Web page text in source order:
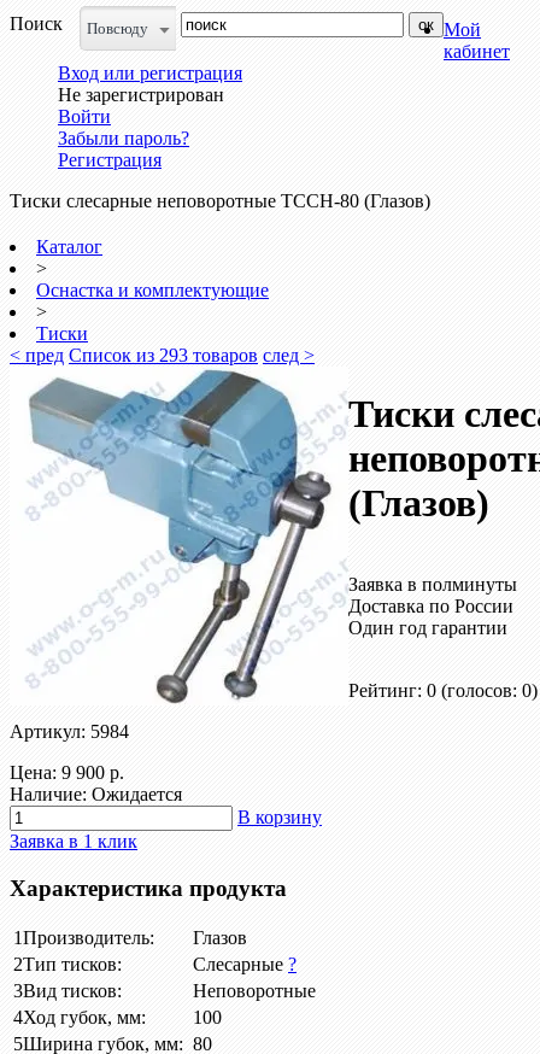
Поиск
Повсюду
Мой
кабинет
Вход или регистрация
Не зарегистрирован
Войти
Забыли пароль?
Регистрация
Тиски слесарные неповоротные ТССН-80 (Глазов)
Каталог
>
Оснастка и комплектующие
>
Тиски
< пред Список из 293 товаров след >
Тиски
(Глазов)
Заявка в полминуты
Доставка по России
Один год гарантии
Рейтинг: 0 (голосов: 0)
Артикул: 5984
Цена: 9 900 р.
Наличие: Ожидается
В корзину
Заявка в 1 клик
Характеристика продукта
1Производитель:
Глазов
2Тип тисков: Слесарные ?
3Вид тисков:
Неповоротные
4Ход губок, мм:
100
5Ширина губок, мм: 80